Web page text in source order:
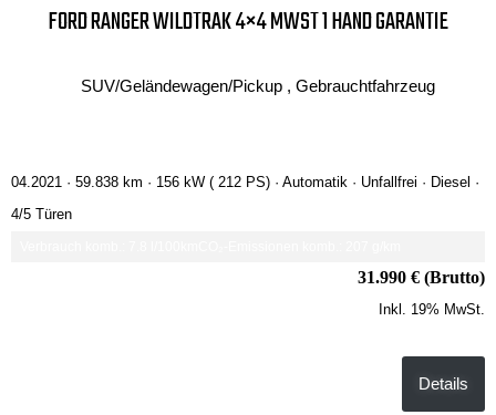
FORD RANGER WILDTRAK 4×4 MWST 1 HAND GARANTIE
SUV/Geländewagen/Pickup , Gebrauchtfahrzeug
04.2021 · 59.838 km · 156 kW ( 212 PS) · Automatik · Unfallfrei · Diesel ·
4/5 Türen
31.990 € (Brutto)
Inkl. 19% MwSt.
Details